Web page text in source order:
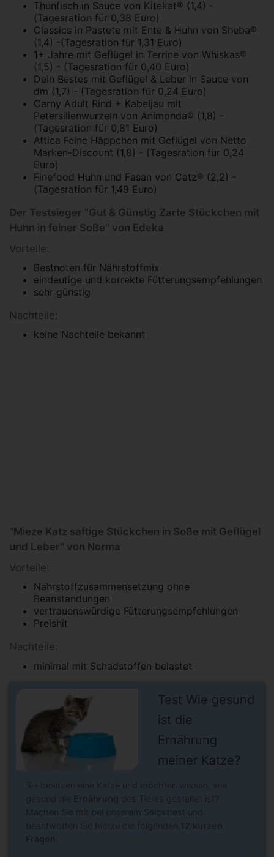
Thunfisch in Sauce von Kitekat® (1,4) -
(Tagesration für 0,38 Euro)
Classics in Pastete mit Ente & Huhn von Sheba®
(1,4) -(Tagesration für 1,31 Euro)
1+ Jahre mit Geflügel in Terrine von Whiskas®
(1,5) - (Tagesration für 0,40 Euro)
Dein Bestes mit Geflügel & Leber in Sauce von
dm (1,7) - (Tagesration für 0,24 Euro)
Carny Adult Rind + Kabeljau mit
Petersilienwurzeln von Animonda® (1,8) -
(Tagesration für 0,81 Euro)
Attica Feine Häppchen mit Geflügel von Netto
Marken-Discount (1,8) - (Tagesration für 0,24
Euro)
Finefood Huhn und Fasan von Catz® (2,2) -
(Tagesration für 1,49 Euro)
Der Testsieger "Gut & Günstig Zarte Stückchen mit
Huhn in feiner Soße" von Edeka
Vorteile:
Bestnoten für Nährstoffmix
eindeutige und korrekte Fütterungsempfehlungen
sehr günstig
Nachteile:
keine Nachteile bekannt
"Mieze Katz saftige Stückchen in Soße mit Geflügel
und Leber" von Norma
Vorteile:
Nährstoffzusammensetzung ohne
Beanstandungen
vertrauenswürdige Fütterungsempfehlungen
Preishit
Nachteile:
minimal mit Schadstoffen belastet
Test Wie gesund
ist die
Ernährung
meiner Katze?
Sie besitzen eine Katze und möchten wissen, wie
gesund die Ernährung des Tieres gestaltet ist?
Machen Sie mit bei unserem Selbsttest und
beantworten Sie hierzu die folgenden 12 kurzen
Fragen